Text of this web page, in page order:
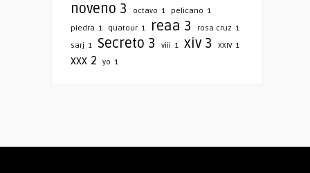
noveno 3 octavo 1 pelicano 1
piedra 1 quatour 1 reaa 3 rosa cruz 1
sarj 1 Secreto 3 viii 1 xiv 3 XXIV 1
xxx 2 yo 1